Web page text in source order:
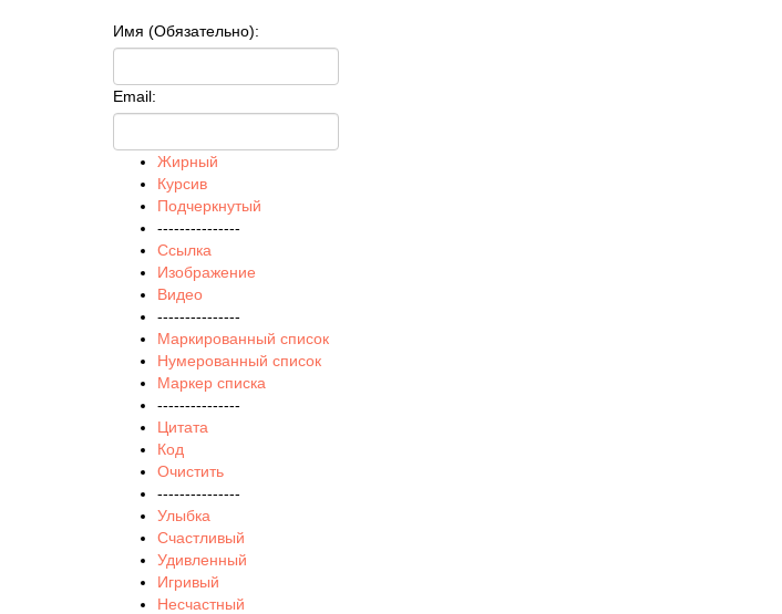
Имя (Обязательно):
Email:
Жирный
Курсив
Подчеркнутый
---------------
Ссылка
Изображение
Видео
---------------
Маркированный список
Нумерованный список
Маркер списка
---------------
Цитата
Код
Очистить
---------------
Улыбка
Счастливый
Удивленный
Игривый
Несчастный